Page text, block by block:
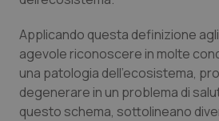
Applicando questa definizione
agevole riconoscere in molte
una patologia dell’ecosistema,
degenerare in un problema di
questo schema, sottolineano